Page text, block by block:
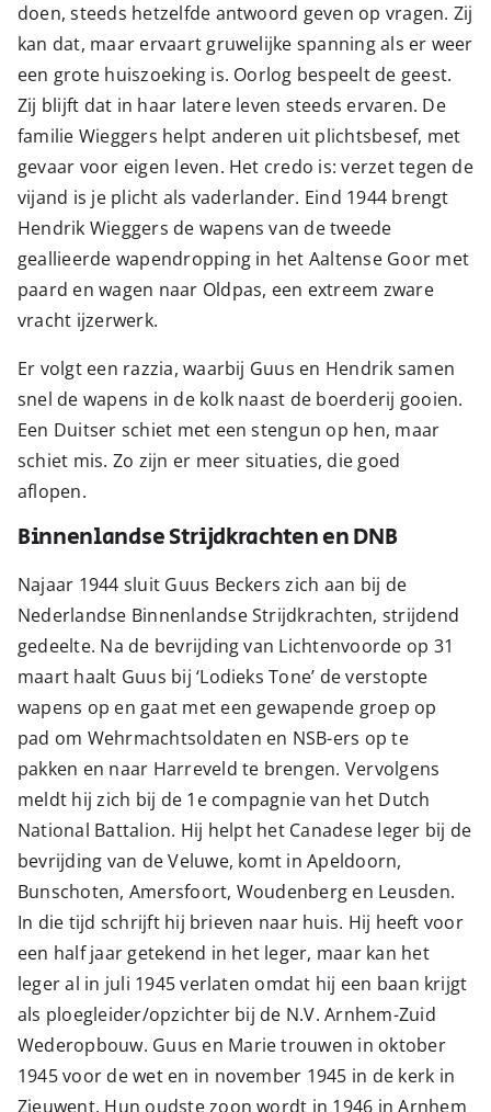
doen, steeds hetzelfde antwoord geven op vragen. Zij
kan dat, maar ervaart gruwelijke spanning als er weer
een grote huiszoeking is. Oorlog bespeelt de geest.
Zij blijft dat in haar latere leven steeds ervaren. De
familie Wieggers helpt anderen uit plichtsbesef, met
gevaar voor eigen leven. Het credo is: verzet tegen de
vijand is je plicht als vaderlander. Eind 1944 brengt
Hendrik Wieggers de wapens van de tweede
geallieerde wapendropping in het Aaltense Goor met
paard en wagen naar Oldpas, een extreem zware
vracht ijzerwerk.
Er volgt een razzia, waarbij Guus en Hendrik samen
snel de wapens in de kolk naast de boerderij gooien.
Een Duitser schiet met een stengun op hen, maar
schiet mis. Zo zijn er meer situaties, die goed
aflopen.
Binnenlandse Strijdkrachten en DNB
Najaar 1944 sluit Guus Beckers zich aan bij de
Nederlandse Binnenlandse Strijdkrachten, strijdend
gedeelte. Na de bevrijding van Lichtenvoorde op 31
maart haalt Guus bij ‘Lodieks Tone’ de verstopte
wapens op en gaat met een gewapende groep op
pad om Wehrmachtsoldaten en NSB-ers op te
pakken en naar Harreveld te brengen. Vervolgens
meldt hij zich bij de 1e compagnie van het Dutch
National Battalion. Hij helpt het Canadese leger bij de
bevrijding van de Veluwe, komt in Apeldoorn,
Bunschoten, Amersfoort, Woudenberg en Leusden.
In die tijd schrijft hij brieven naar huis. Hij heeft voor
een half jaar getekend in het leger, maar kan het
leger al in juli 1945 verlaten omdat hij een baan krijgt
als ploegleider/opzichter bij de N.V. Arnhem-Zuid
Wederopbouw. Guus en Marie trouwen in oktober
1945 voor de wet en in november 1945 in de kerk in
Zieuwent. Hun oudste zoon wordt in 1946 in Arnhem